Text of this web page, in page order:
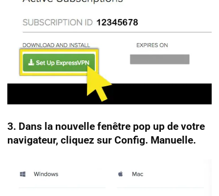
3. Dans la nouvelle fenêtre pop up de votre
navigateur, cliquez sur Config. Manuelle.